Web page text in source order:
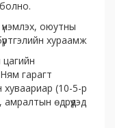
оюутны
хураамж
гарагт
(10-5-р
өдрүүдэд